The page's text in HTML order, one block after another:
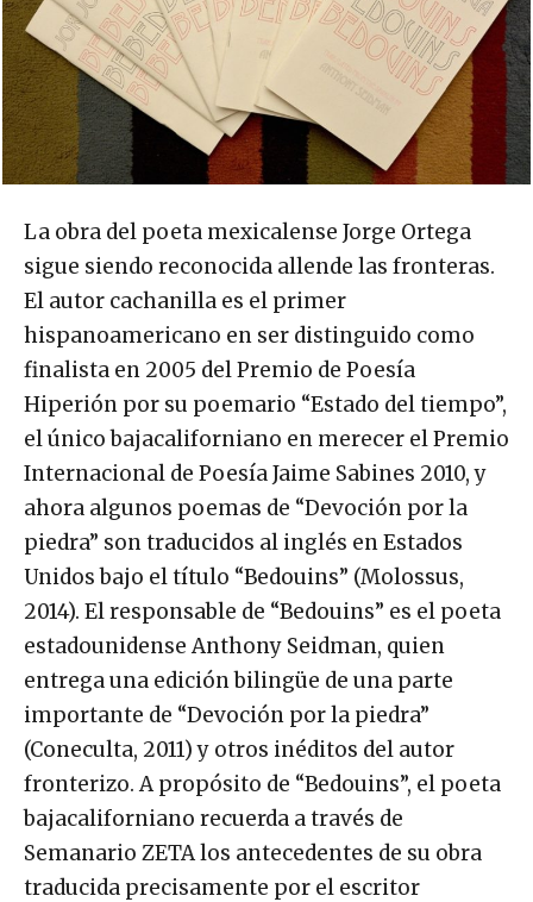
La obra del poeta mexicalense Jorge Ortega
sigue siendo reconocida allende las fronteras.
El autor cachanilla es el primer
hispanoamericano en ser distinguido como
finalista en 2005 del Premio de Poesía
Hiperión por su poemario “Estado del tiempo”,
el único bajacaliforniano en merecer el Premio
Internacional de Poesía Jaime Sabines 2010, y
ahora algunos poemas de “Devoción por la
piedra” son traducidos al inglés en Estados
Unidos bajo el título “Bedouins” (Molossus,
2014). El responsable de “Bedouins” es el poeta
estadounidense Anthony Seidman, quien
entrega una edición bilingüe de una parte
importante de “Devoción por la piedra”
(Coneculta, 2011) y otros inéditos del autor
fronterizo. A propósito de “Bedouins”, el poeta
bajacaliforniano recuerda a través de
Semanario ZETA los antecedentes de su obra
traducida precisamente por el escritor